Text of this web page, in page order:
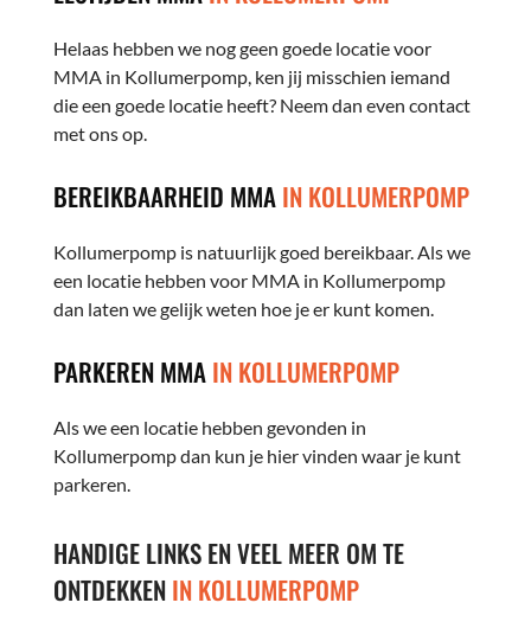
Helaas hebben we nog geen goede locatie voor
MMA in Kollumerpomp, ken jij misschien iemand
die een goede locatie heeft? Neem dan even contact
met ons op.
BEREIKBAARHEID MMAIN KOLLUMERPOMP
Kollumerpomp is natuurlijk goed bereikbaar. Als we
een locatie hebben voor MMA in Kollumerpomp
dan laten we gelijk weten hoe je er kunt komen.
PARKEREN MMAIN KOLLUMERPOMP
Als we een locatie hebben gevonden in
Kollumerpomp dan kun je hier vinden waar je kunt
parkeren.
HANDIGE LINKS EN VEEL MEER OM TE
ONTDEKKENIN KOLLUMERPOMP